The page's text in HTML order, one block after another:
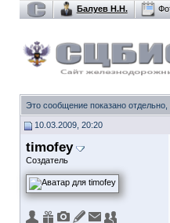
Балуев Н.Н.
Это сообщение показано
10.03.2009, 20:20
timofey
Создатель